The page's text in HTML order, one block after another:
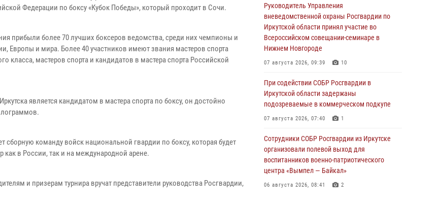
Федерации по боксу «Кубок Победы», который проходит в Сочи.
прибыли более 70 лучших боксеров ведомства, среди них чемпионы и
Европы и мира. Более 40 участников имеют звания мастеров спорта
класса, мастеров спорта и кандидатов в мастера спорта Российской
является кандидатом в мастера спорта по боксу, он достойно
сборную команду войск национальной гвардии по боксу, которая будет
как в России, так и на международной арене.
и призерам турнира вручат представители руководства Росгвардии,
Руководитель Управления
вневедомственной охраны Росгвардии по
Иркутской области принял участие во
Всероссийском совещании-семинаре в
Нижнем Новгороде
07 августа 2026, 09:39 10
При содействии СОБР Росгвардии в
Иркутской области задержаны
подозреваемые в коммерческом подкупе
07 августа 2026, 07:40 1
Сотрудники СОБР Росгвардии из Иркутске
организовали полевой выход для
воспитанников военно-патриотического
центра «Вымпел — Байкал»
06 августа 2026, 08:41 2